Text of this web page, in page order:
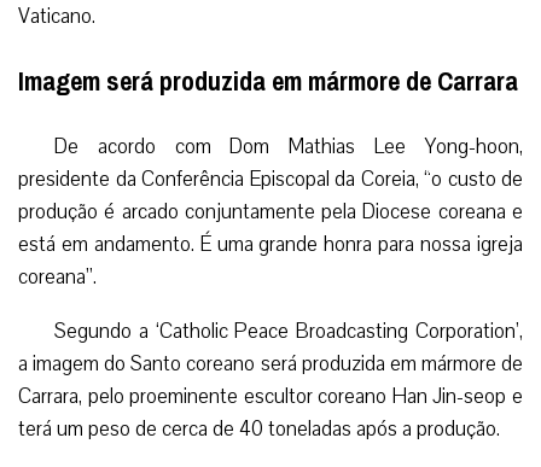
Vaticano.
Imagem será produzida em mármore de Carrara
De acordo com Dom Mathias Lee Yong-hoon,
presidente da Conferência Episcopal da Coreia, “o custo de
produção é arcado conjuntamente pela Diocese coreana e
está em andamento. É uma grande honra para nossa igreja
coreana”.
Segundo a ‘Catholic Peace Broadcasting Corporation’,
a imagem do Santo coreano será produzida em mármore de
Carrara, pelo proeminente escultor coreano Han Jin-seop e
terá um peso de cerca de 40 toneladas após a produção.